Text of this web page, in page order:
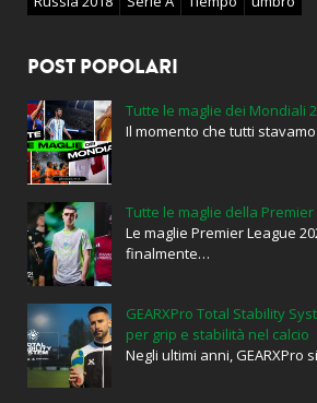
POST POPOLARI
Tutte le maglie dei Mondiali
Il momento che tutti
Tutte le maglie della Premier
Le maglie Premier League
finalmente…
GEARXPro Total Stability
per grip e stabilità nel calcio
Negli ultimi anni, GEARXPro